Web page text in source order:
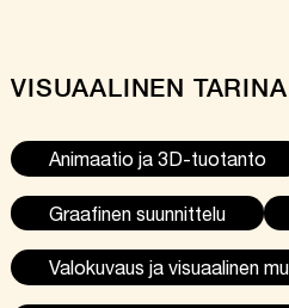
VISUAALINEN
Animaatio ja 3D-tuotanto
Graafinen suunnittelu
Valokuvaus ja visuaalinen